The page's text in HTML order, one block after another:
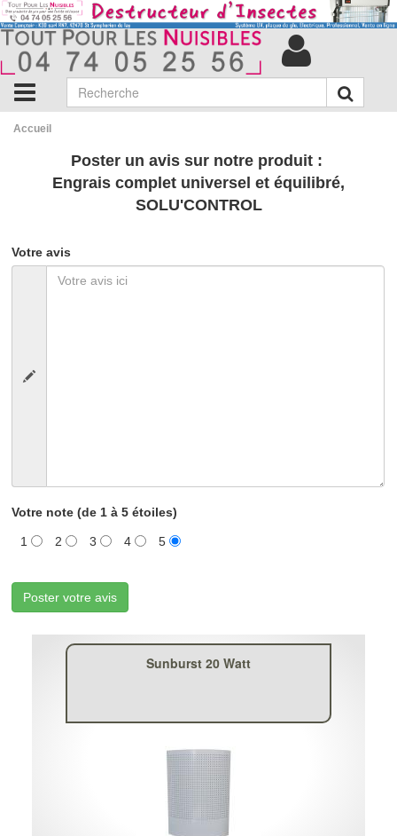
Accueil
Poster un avis sur notre produit :
Engrais complet universel et équilibré,
SOLU'CONTROL
Votre avis
Votre note (de 1 à 5 étoiles)
1 2 3 4 5
Poster votre avis
Sunburst 20 Watt